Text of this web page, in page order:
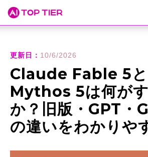
更新日： 10/6/2026
Claude Fable 5
Mythos 5は何が
か？旧版・GPT・
の違いをわかりや
ホーム